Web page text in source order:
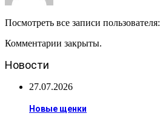
Посмотреть все записи пользователя:
Комментарии закрыты.
Новости
27.07.2026
Новые щенки